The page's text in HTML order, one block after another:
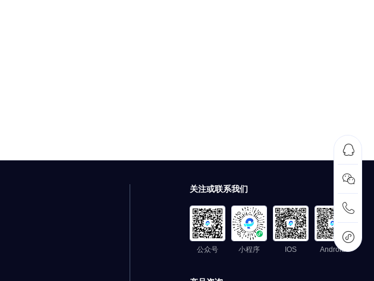
关注或联系我们
公众号 小程序 IOS Android



